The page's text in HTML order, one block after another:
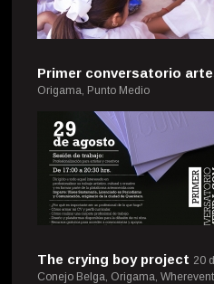
Primer conversatorio
Origama, Punto Medio
The crying boy project 20
Conejo Belga, Origama,